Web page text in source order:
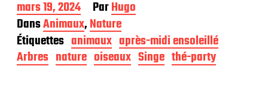
D
a
t
e
d
e
mars 19, 2024 ParHugo
DansAnimaux,Nature
Étiquettes animaux après-midi ensoleillé
Arbres nature oiseaux Singe thé-party